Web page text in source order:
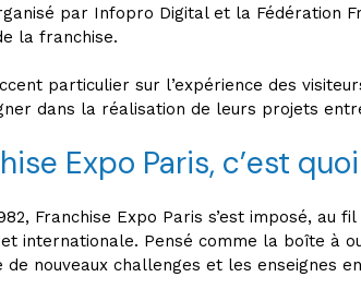
par Infopro Digital et la Fédération
la franchise.
particulier sur l’expérience des
dans la réalisation de leurs projets
Expo Paris, c’est
Franchise Expo Paris s’est imposé,
internationale. Pensé comme la boîte à
de nouveaux challenges et les enseignes